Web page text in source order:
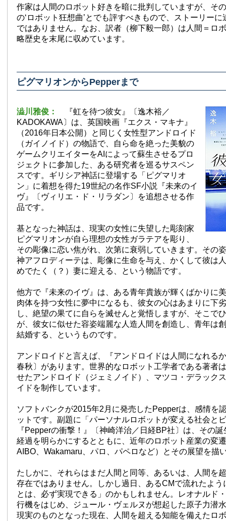
作家は人間のロボット好きを暗に批判していますが、そ
の‘ロボット狂想曲’とでも評すべきもので、ストーリー
ではありません。なお、訳者（柳下毅一郎）は人間＝ロ
略歴史を末尾に収めています。
ピグマリオンからPepperまで
澁川雅俊：
『虹を待つ彼女』〔逸木裕／
KADOKAWA〕は、英国映画『エクス・マキナ』
（2016年日本公開）と同じく女性型アンドロイド
（ガイノイド）の物語で、自ら命を絶った美貌の
ゲームクリエイターをAIによって蘇生させるプロ
ジェクトに参加した、ある研究者を巡るサスペン
スです。ギリシア神話に登場する「ピグマリオ
ン」に着想を得た19世紀の名作SF小説『未来のイ
ヴ』〔ヴィリエ・ド・リラダン〕を追想させる作
品です。
基となった神話は、現実の女性に失望した彫刻家
ピグマリオンが自ら理想の女性ガラテアを彫り、
その彫像に恋い焦がれ、次第に衰弱していきます。その
神アフロディーテは、彫像に生命を与え、かくして彼は
めでたく（？）妻に迎える、という物語です。
他方で『未来のイヴ』は、ある青年貴族が輝くばかりに
肉体を持つ女性に夢中になるも、彼女の心はあまりに下
し、絶望の果てに自らを滅せんと覚悟しますが、そこで
が、彼女に似せた容姿端麗な人造人間を創造し、青年は
結婚する、というものです。
アンドロイドと言えば、『アンドロイドは人間になれる
春秋〕があります。世界的なロボット工学者である著者
せたアンドロイド（ジェミノイド）、マツコ・デラック
イドを制作しています。
ソフトバンクが2015年2月に発売したPepperは、感情を
ットです。副題に「パーソナルロボットが変える社会と
『Pepperの衝撃！』〔神崎洋治／日経BP社〕は、その
経過を明らかにするとともに、近年のロボット産業の変
AIBO、Wakamaru、パロ、パペロなど）とその展望を描
たしかに、それらはまだ人間と同等、あるいは、人間を
存在ではありません。しかし過日、あるCMで流れたよう
とは、必ず実現できる」のかもしれません。レオナルド
行機をはじめ、ジュール・ヴェルヌが想起した原子力潜
現実のものとなった現在、人間を超える知能を備えたロ